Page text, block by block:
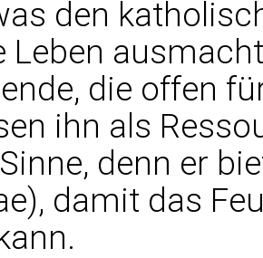
den
Leben
die offen
ihn als
denn er
damit das